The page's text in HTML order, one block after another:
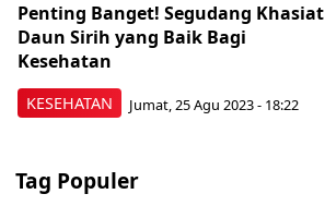
KESEHATAN
Penting Banget! Segudang Khasiat
Daun Sirih yang Baik Bagi
Kesehatan
Jumat, 25 Agu 2023 - 18:22
Tag Populer